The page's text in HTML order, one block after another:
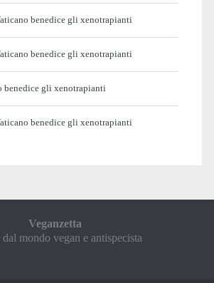
benedice gli xenotrapianti
benedice gli xenotrapianti
benedice gli xenotrapianti
benedice gli xenotrapianti
Veganzetta
mondo vegan e antispecista